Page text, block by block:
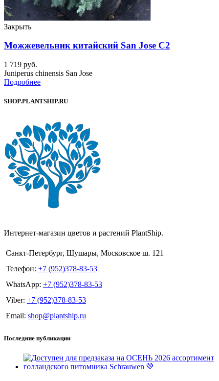
Закрыть
Можжевельник китайский San Jose C2
1 719 руб.
Juniperus chinensis San Jose
Подробнее
SHOP.PLANTSHIP.RU
Интернет-магазин цветов и растений PlantShip.
Санкт-Петербург, Шушары, Московское ш. 121
Телефон: +7 (952)378-83-53
WhatsApp: +7 (952)378-83-53
Viber: +7 (952)378-83-53
Email: shop@plantship.ru
Последние публикации